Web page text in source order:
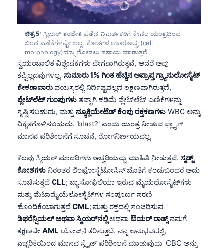
ಚಿತ್ರ 5: ಸ್ಮಿಯರ್ ತರಬೇತಿ ಪಡೆದ ವಿಮರ್ಶಕರಿಗೆ ಕೇವಲ ಯಂತ್ರದಿಂದ
ಬಂದ ಎಣಿಕೆಗಳಷ್ಟೇ ಅಲ್ಲ, ಕೋಶಗಳ ಆಕಾರಶಾಸ್ತ್ರ (cell
morphology)ವನ್ನು ನೋಡಲು ಸಹಾಯ ಮಾಡುತ್ತದೆ.
ಸ್ವಯಂಚಾಲಿತ ವಿಶ್ಲೇಷಕಗಳು ವೇಗವಾಗಿರುತ್ತವೆ, ಆದರೆ ಅವು
ತಪ್ಪಿಲ್ಲದವುಗಳಲ್ಲ. ಸುಮಾರು 1% ಗಿಂತ ಹೆಚ್ಚಿನ ಅಪ್ರಾಪ್ತ ಗ್ರ್ಯಾನುಲೋಸೈಟ್
ಶೇಕಡಾವಾರು ವಯಸ್ಕರಲ್ಲಿ ನಿರ್ದಿಷ್ಟವಲ್ಲದ ಲಕ್ಷಣವಾಗಿರುತ್ತದೆ,
ಪ್ಲೇಟ್‌ಲೆಟ್ ಗುಂಪುಗಳು ತಪ್ಪಾಗಿ ಕಡಿಮೆ ಪ್ಲೇಟ್‌ಲೆಟ್ ಎಣಿಕೆಗಳನ್ನು
ಸೃಷ್ಟಿಸಬಹುದು, ಮತ್ತು ನ್ಯೂಕ್ಲಿಯೇಟೆಡ್ ಕೆಂಪು ರಕ್ತಕಣಗಳು WBC ಅನ್ನು
ವಿಕೃತಗೊಳಿಸಬಹುದು. 'blast?' ಎಂದು ಯಂತ್ರ ನೀಡುವ ಫ್ಲ್ಯಾಗ್
ಮಾನವ ಪರಿಶೀಲನೆಗೆ ಸೂಚನೆ, ರೋಗನಿರ್ಣಯವಲ್ಲ.
ಕೆಲವು ಸ್ಮಿಯರ್ ಮಾದರಿಗಳು ಅಚ್ಚರಿಯಷ್ಟು ಮಾಹಿತಿ ನೀಡುತ್ತವೆ. ಸ್ಮಡ್ಜ್
ಕೋಶಗಳು ನಿರಂತರ ಲಿಂಫೋಸೈಟೋಸಿಸ್ ಜೊತೆಗೆ ಕಂಡುಬಂದರೆ ಅದು
ಸೂಚಿಸುತ್ತದೆ CLL; ಬ್ಯಾಸೋಫಿಲಿಯಾ ಇರುವ ಮೈಯೆಲೋಸೈಟ್‌ಗಳು
ಮತ್ತು ಮೆಟಾಮೈಯೆಲೋಸೈಟ್‌ಗಳ ಸಂಪೂರ್ಣ ಸರಣಿ
ಹೊಂದಿಕೆಯಾಗುತ್ತದೆ CML; ಮತ್ತು ರಕ್ತದಲ್ಲಿ ಸಂಚರಿಸುವ
ಡಿಫರೆನ್ಷಿಯಲ್ ಅಥವಾ ಸ್ಮಿಯರ್‌ನಲ್ಲಿಅಥವಾ ಔಯರ್ ರಾಡ್ಸ್ನಮಗೆ
ತಕ್ಷಣವೇ AML ಯೋಚನೆ ತರಿಸುತ್ತದೆ. ನನ್ನ ಅನುಭವದಲ್ಲಿ,
ಎಚ್ಚರಿಕೆಯಿಂದ ಮಾನವ ಸ್ಲೈಡ್ ಪರಿಶೀಲನೆ ಮಾಡುವುದು, CBC ಅನ್ನು